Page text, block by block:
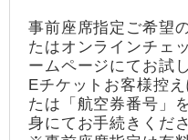
事前座席指定ご希望
たはオンラインチェ
ームページにてお試
Eチケットお客様控
たは「航空券番号」
身にてお手続きくださ